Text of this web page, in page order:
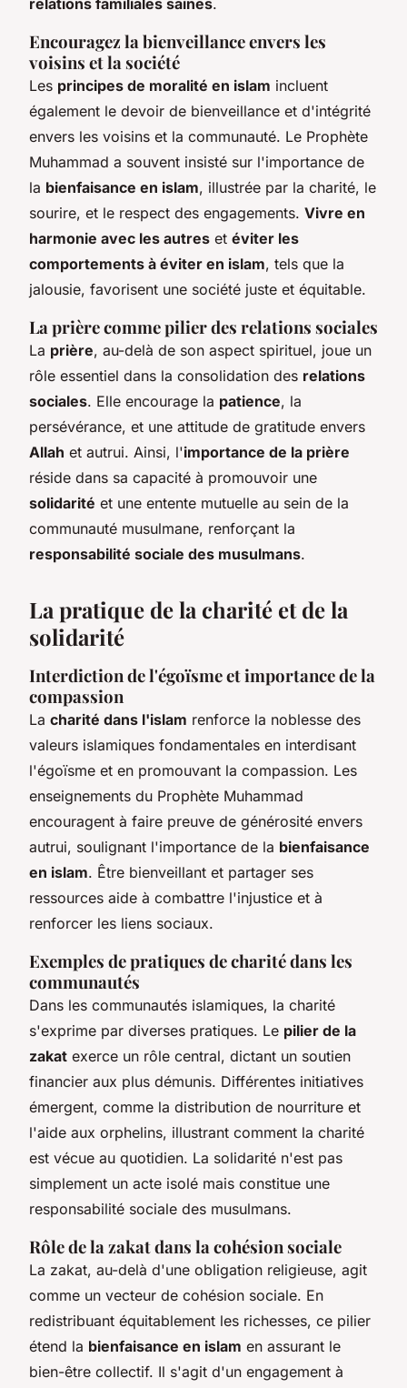
Encouragez la bienveillance envers les
voisins et la société
Les principes de moralité en islam incluent
également le devoir de bienveillance et d'intégrité
envers les voisins et la communauté. Le Prophète
Muhammad a souvent insisté sur l'importance de
la bienfaisance en islam, illustrée par la charité, le
sourire, et le respect des engagements. Vivre en
harmonie avec les autres et éviter les
comportements à éviter en islam, tels que la
jalousie, favorisent une société juste et équitable.
La prière comme pilier des relations sociales
La prière, au-delà de son aspect spirituel, joue un
rôle essentiel dans la consolidation des relations
sociales. Elle encourage la patience, la
persévérance, et une attitude de gratitude envers
Allah et autrui. Ainsi, l'importance de la prière
réside dans sa capacité à promouvoir une
solidarité et une entente mutuelle au sein de la
communauté musulmane, renforçant la
responsabilité sociale des musulmans.
La pratique de la charité et de la
solidarité
Interdiction de l'égoïsme et importance de la
compassion
La charité dans l'islam renforce la noblesse des
valeurs islamiques fondamentales en interdisant
l'égoïsme et en promouvant la compassion. Les
enseignements du Prophète Muhammad
encouragent à faire preuve de générosité envers
autrui, soulignant l'importance de la bienfaisance
en islam. Être bienveillant et partager ses
ressources aide à combattre l'injustice et à
renforcer les liens sociaux.
Exemples de pratiques de charité dans les
communautés
Dans les communautés islamiques, la charité
s'exprime par diverses pratiques. Le pilier de la
zakat exerce un rôle central, dictant un soutien
financier aux plus démunis. Différentes initiatives
émergent, comme la distribution de nourriture et
l'aide aux orphelins, illustrant comment la charité
est vécue au quotidien. La solidarité n'est pas
simplement un acte isolé mais constitue une
responsabilité sociale des musulmans.
Rôle de la zakat dans la cohésion sociale
La zakat, au-delà d'une obligation religieuse, agit
comme un vecteur de cohésion sociale. En
redistribuant équitablement les richesses, ce pilier
étend la bienfaisance en islam en assurant le
bien-être collectif. Il s'agit d'un engagement à